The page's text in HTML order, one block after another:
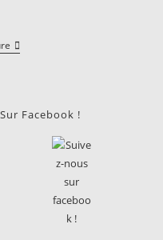
The
Rock
Facebook !